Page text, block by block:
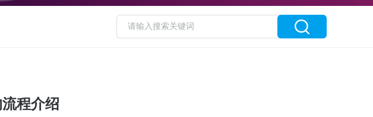
程介绍